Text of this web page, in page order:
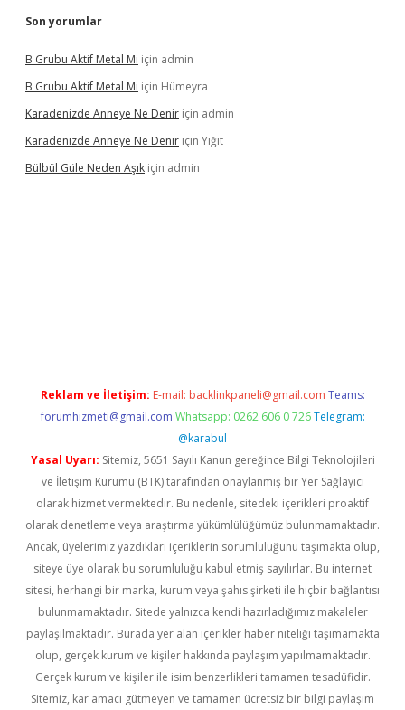
Son yorumlar
B Grubu Aktif Metal Mi için admin
B Grubu Aktif Metal Mi için Hümeyra
Karadenizde Anneye Ne Denir için admin
Karadenizde Anneye Ne Denir için Yiğit
Bülbül Güle Neden Aşık için admin
Reklam ve İletişim: E-mail: backlinkpaneli@gmail.com Teams:
forumhizmeti@gmail.com Whatsapp: 0262 606 0 726 Telegram:
@karabul
Yasal Uyarı: Sitemiz, 5651 Sayılı Kanun gereğince Bilgi Teknolojileri
ve İletişim Kurumu (BTK) tarafından onaylanmış bir Yer Sağlayıcı
olarak hizmet vermektedir. Bu nedenle, sitedeki içerikleri proaktif
olarak denetleme veya araştırma yükümlülüğümüz bulunmamaktadır.
Ancak, üyelerimiz yazdıkları içeriklerin sorumluluğunu taşımakta olup,
siteye üye olarak bu sorumluluğu kabul etmiş sayılırlar. Bu internet
sitesi, herhangi bir marka, kurum veya şahıs şirketi ile hiçbir bağlantısı
bulunmamaktadır. Sitede yalnızca kendi hazırladığımız makaleler
paylaşılmaktadır. Burada yer alan içerikler haber niteliği taşımamakta
olup, gerçek kurum ve kişiler hakkında paylaşım yapılmamaktadır.
Gerçek kurum ve kişiler ile isim benzerlikleri tamamen tesadüfidir.
Sitemiz, kar amacı gütmeyen ve tamamen ücretsiz bir bilgi paylaşım